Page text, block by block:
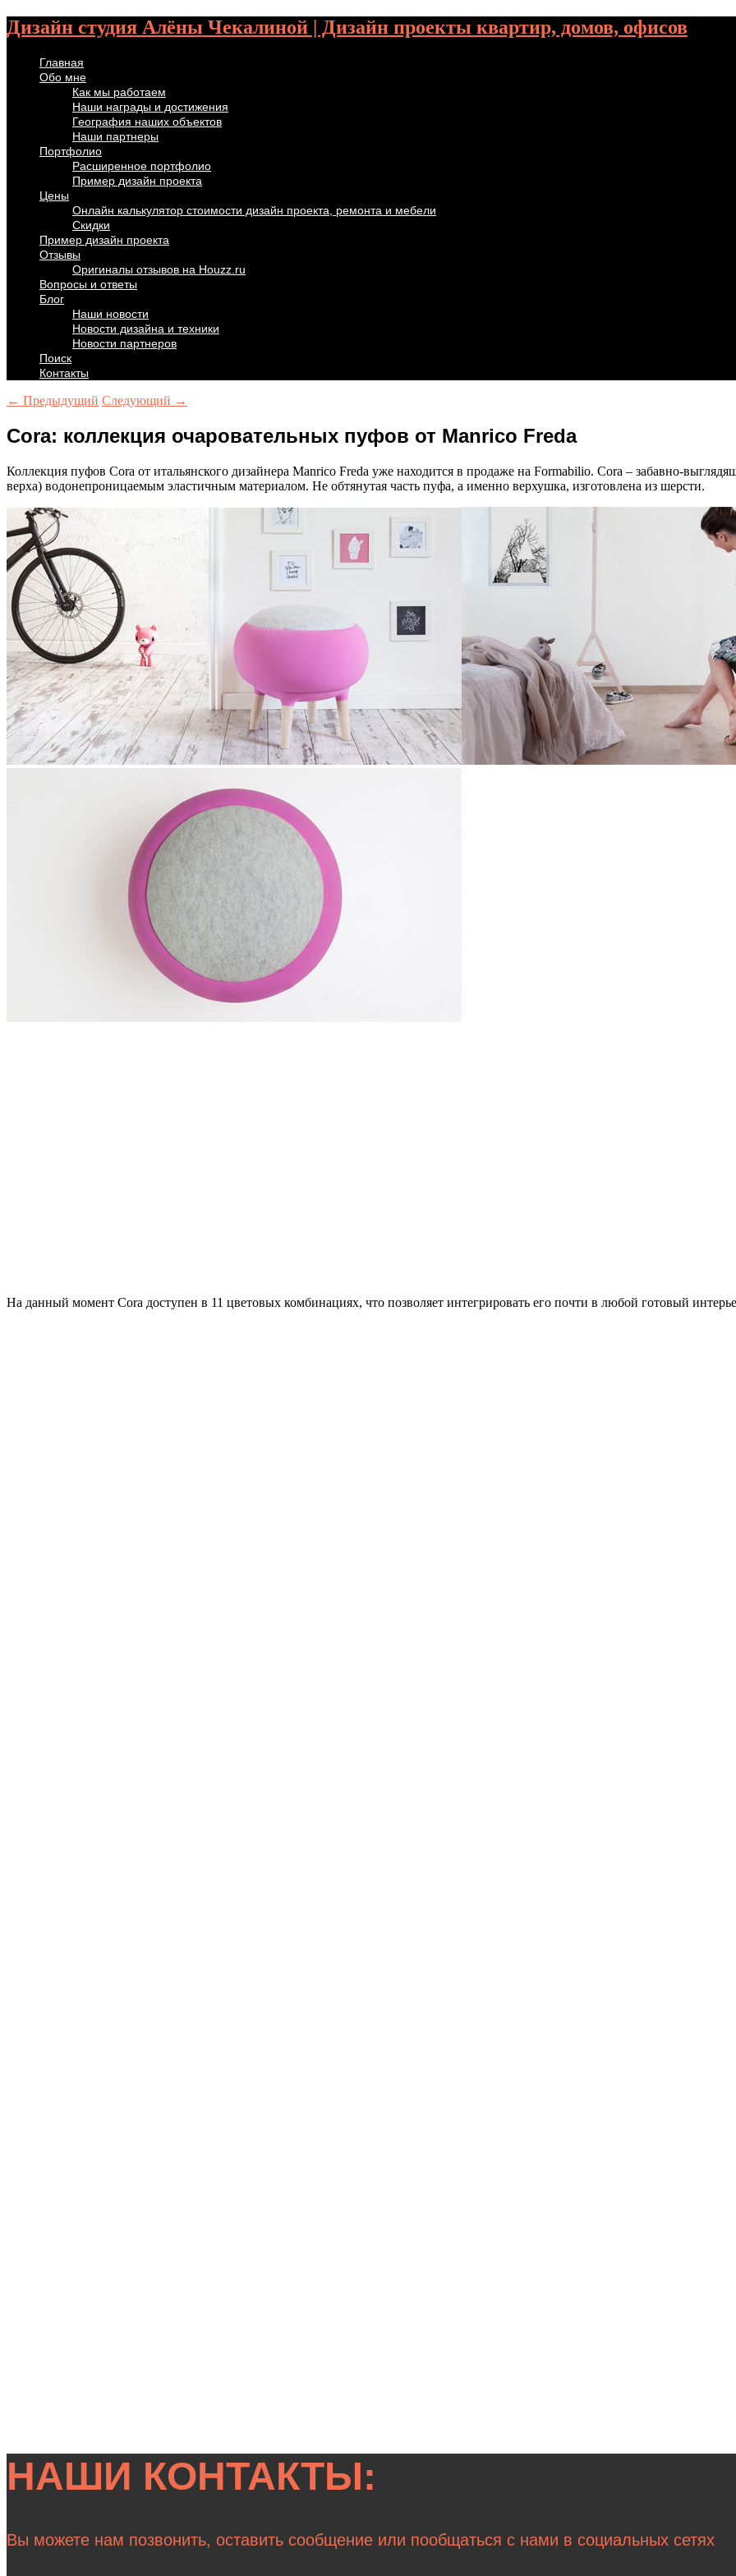
Дизайн студия Алёны Чекалиной | Дизайн проекты квартир, домов, офисов
Главная
Обо мне
Как мы работаем
Наши награды и достижения
География наших объектов
Наши партнеры
Портфолио
Расширенное портфолио
Пример дизайн проекта
Цены
Онлайн калькулятор стоимости дизайн проекта, ремонта и мебели
Скидки
Пример дизайн проекта
Отзывы
Оригиналы отзывов на Houzz.ru
Вопросы и ответы
Блог
Наши новости
Новости дизайна и техники
Новости партнеров
Поиск
Контакты
← Предыдущий Следующий →
Cora: коллекция очаровательных пуфов от Manrico Freda
Коллекция пуфов Cora от итальянского дизайнера Manrico Freda уже находится в продаже на Formabilio. Cora – забавно-
верха) водонепроницаемым эластичным материалом. Не обтянутая часть пуфа, а именно верхушка, изготовлена из шерсти.
На данный момент Cora доступен в 11 цветовых комбинациях, что позволяет интегрировать его почти в любой готовый
НАШИ КОНТАКТЫ:
Вы можете нам позвонить, оставить сообщение или пообщаться с нами в социальных сетях